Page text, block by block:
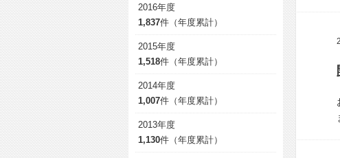
2016年度
1,837件（年度累計）
2015年度
1,518件（年度累計）
2014年度
1,007件（年度累計）
2013年度
1,130件（年度累計）